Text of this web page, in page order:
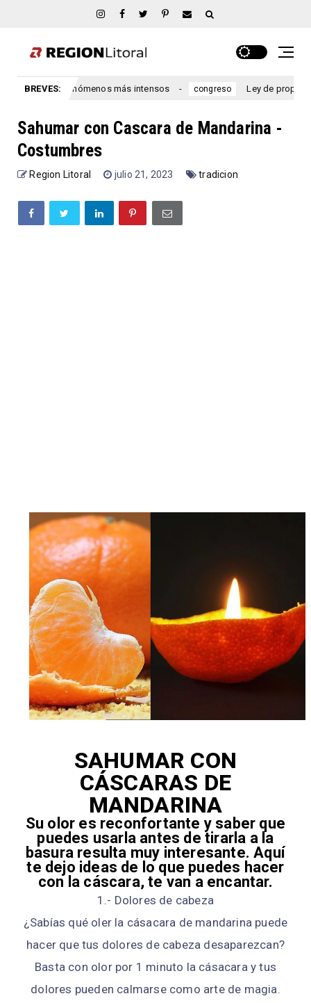
BREVES:
los fenómenos más intensos congreso Ley de propiedad
Sahumar con Cascara de Mandarina -
Costumbres
Region Litoral julio 21, 2023 tradicion
SAHUMAR CON
CÁSCARAS DE
MANDARINA
Su olor es reconfortante y saber que
puedes usarla antes de tirarla a la
basura resulta muy interesante. Aquí
te dejo ideas de lo que puedes hacer
con la cáscara, te van a encantar.
1.- Dolores de cabeza
¿Sabías qué oler la cásacara de mandarina puede
hacer que tus dolores de cabeza desaparezcan?
Basta con olor por 1 minuto la cásacara y tus
dolores pueden calmarse como arte de magia.